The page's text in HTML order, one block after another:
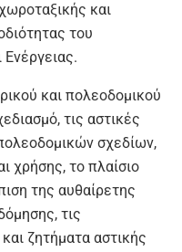
και
του
και πολεοδομικού
τις αστικές
σχεδίων,
χρήσης, το πλαίσιο
της αυθαίρετης
τις
ζητήματα αστικής